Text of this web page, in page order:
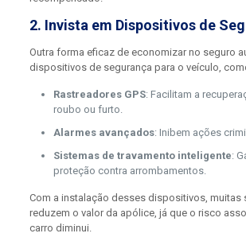
2. Invista em Dispositivos de
Outra forma eficaz de economizar no seguro
dispositivos de segurança para o veículo,
Rastreadores GPS: Facilitam a
roubo ou furto.
Alarmes avançados: Inibem ações
Sistemas de travamento inteligente:
proteção contra arrombamentos.
Com a instalação desses dispositivos, muitas
reduzem o valor da apólice, já que o risco
carro diminui.